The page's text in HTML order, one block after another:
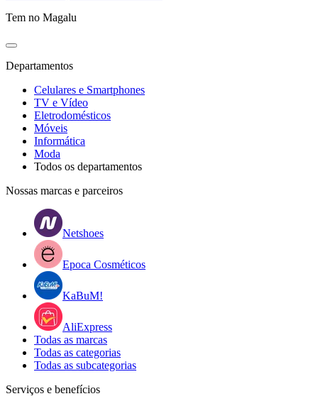
Tem no Magalu
Departamentos
Celulares e Smartphones
TV e Vídeo
Eletrodomésticos
Móveis
Informática
Moda
Todos os departamentos
Nossas marcas e parceiros
Netshoes
Epoca Cosméticos
KaBuM!
AliExpress
Todas as marcas
Todas as categorias
Todas as subcategorias
Serviços e benefícios